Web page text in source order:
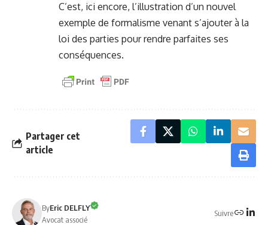
C’est, ici encore, l’illustration d’un nouvel
exemple de formalisme venant s’ajouter à la
loi des parties pour rendre parfaites ses
conséquences.
Partager cet
article
ByEric DELFLY
Avocat associé
Suivre